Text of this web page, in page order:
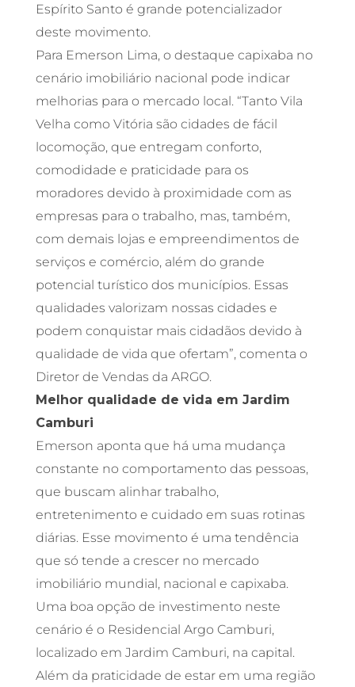
Espírito Santo é grande potencializador
deste movimento.
Para Emerson Lima, o destaque capixaba no
cenário imobiliário nacional pode indicar
melhorias para o mercado local. “Tanto Vila
Velha como Vitória são cidades de fácil
locomoção, que entregam conforto,
comodidade e praticidade para os
moradores devido à proximidade com as
empresas para o trabalho, mas, também,
com demais lojas e empreendimentos de
serviços e comércio, além do grande
potencial turístico dos municípios. Essas
qualidades valorizam nossas cidades e
podem conquistar mais cidadãos devido à
qualidade de vida que ofertam”, comenta o
Diretor de Vendas da ARGO.
Melhor qualidade de vida em Jardim
Camburi
Emerson aponta que há uma mudança
constante no comportamento das pessoas,
que buscam alinhar trabalho,
entretenimento e cuidado em suas rotinas
diárias. Esse movimento é uma tendência
que só tende a crescer no mercado
imobiliário mundial, nacional e capixaba.
Uma boa opção de investimento neste
cenário é o Residencial Argo Camburi,
localizado em Jardim Camburi, na capital.
Além da praticidade de estar em uma região